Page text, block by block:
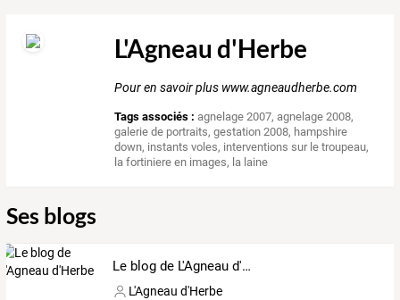
L'Agneau d'Herbe
Pour en savoir plus www.agneaudherbe.com
Tags associés : agnelage 2007,agnelage 2008,
galerie de portraits,gestation 2008, hampshire
down, instants voles, interventions sur le troupeau,
la fortiniere en images, la laine
Ses blogs
Le blog de L'Agneau d'Herbe
L'Agneau d'Herbe